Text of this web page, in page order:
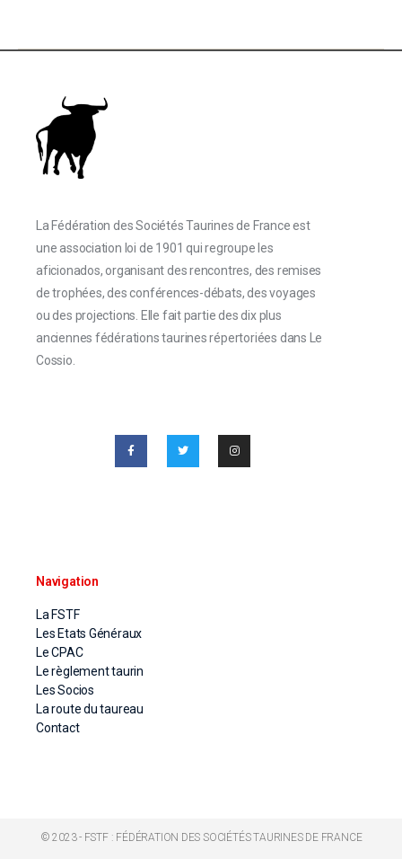
La Fédération des Sociétés Taurines de France est
une association loi de 1901 qui regroupe les
aficionados, organisant des rencontres, des remises
de trophées, des conférences-débats, des voyages
ou des projections. Elle fait partie des dix plus
anciennes fédérations taurines répertoriées dans Le
Cossio.
Navigation
La FSTF
Les Etats Généraux
Le CPAC
Le règlement taurin
Les Socios
La route du taureau
Contact
© 2023 - FSTF : FÉDÉRATION DES SOCIÉTÉS TAURINES DE FRANCE